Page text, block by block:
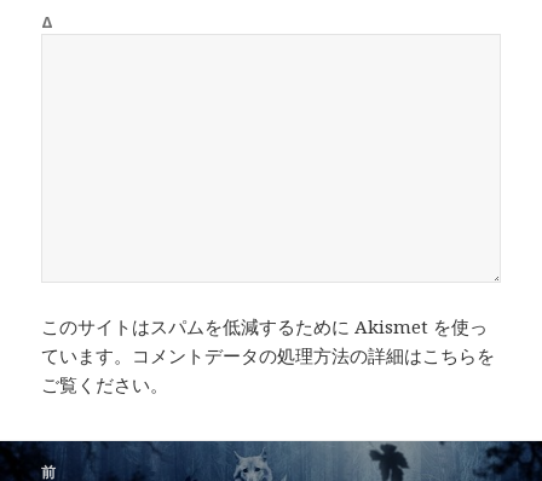
Δ
このサイトはスパムを低減するために Akismet を使っ
ています。 コメントデータの処理方法の詳細はこちらを
ご覧ください。
投
前